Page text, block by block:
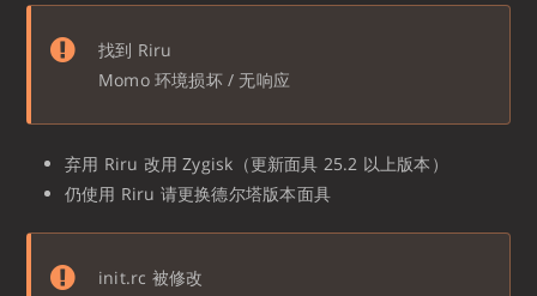
找到 Riru
Momo 环境损坏 / 无响应
弃用 Riru 改用 Zygisk（更新面具 25.2 以上版本）
仍使用 Riru 请更换德尔塔版本面具
init.rc 被修改